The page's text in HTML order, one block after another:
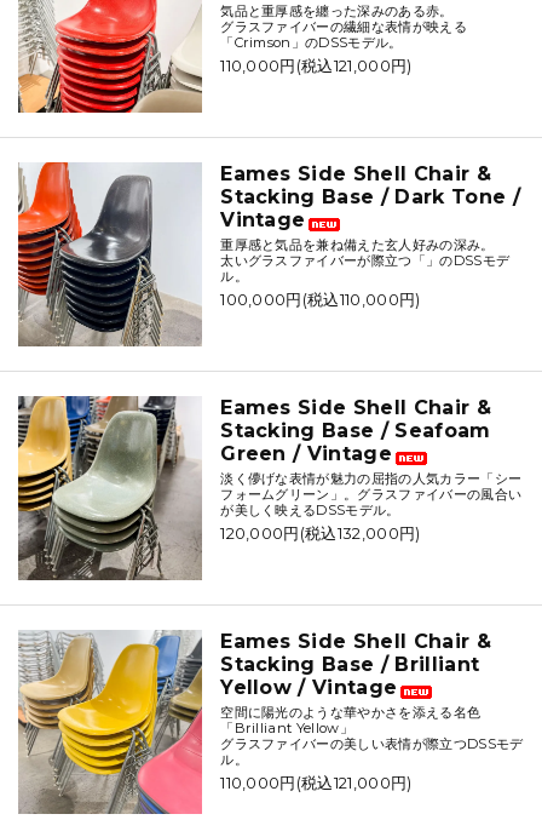
気品と重厚感を纏った深みのある赤。
グラスファイバーの繊細な表情が映える
「Crimson」のDSSモデル。
110,000円(税込121,000円)
Eames Side Shell Chair &
Stacking Base / Dark Tone /
Vintage
重厚感と気品を兼ね備えた玄人好みの深み。
太いグラスファイバーが際立つ「」のDSSモデ
ル。
100,000円(税込110,000円)
Eames Side Shell Chair &
Stacking Base / Seafoam
Green / Vintage
淡く儚げな表情が魅力の屈指の人気カラー「シー
フォームグリーン」。グラスファイバーの風合い
が美しく映えるDSSモデル。
120,000円(税込132,000円)
Eames Side Shell Chair &
Stacking Base / Brilliant
Yellow / Vintage
空間に陽光のような華やかさを添える名色
「Brilliant Yellow」
グラスファイバーの美しい表情が際立つDSSモデ
ル。
110,000円(税込121,000円)